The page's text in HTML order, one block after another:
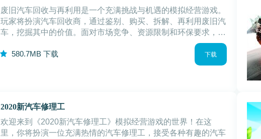
废旧汽车回收与再利用是一个充满挑战与机遇的模拟经营游戏。
玩家将扮演汽车回收商，通过鉴别、购买、拆解、再利用废旧汽
车，挖掘其中的价值。面对市场竞争、资源限制和环保要求，玩
家需运用智慧和策略，打造繁荣的汽车帝国。废旧汽车游戏优势
1.真实的汽车物理引擎：游戏中的汽车
580.7MB 下载 下载
2020新汽车修理工
欢迎来到《2020新汽车修理工》模拟经营游戏的世界！在这
里，你将扮演一位充满热情的汽车修理工，接受各种有趣的汽车